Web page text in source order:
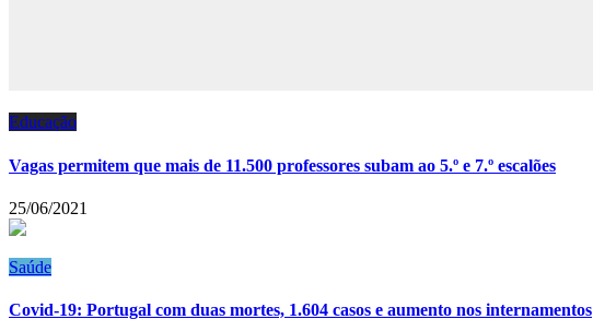
Educação
Vagas permitem que mais de 11.500 professores subam ao 5.º e 7.º escalões
25/06/2021
Saúde
Covid-19: Portugal com duas mortes, 1.604 casos e aumento nos internamentos